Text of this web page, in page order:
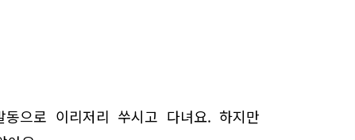
으로 이리저리 쑤시고 다녀요. 하지만